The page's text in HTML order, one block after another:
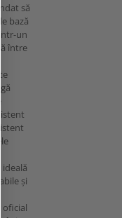
să
bază
un
între
ideală
și
oficial